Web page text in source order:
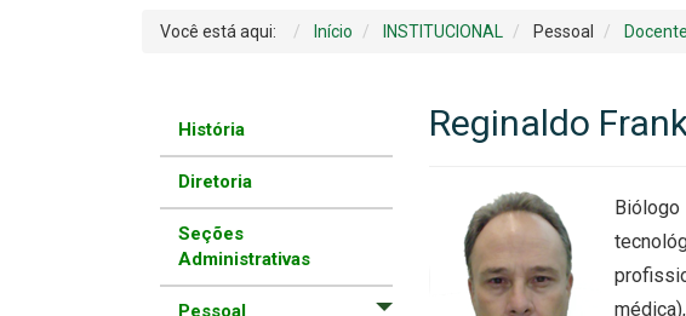
Você está aqui: Início INSTITUCIONAL Pessoal
História
Diretoria
Seções
Administrativas
Pessoal
Reginaldo